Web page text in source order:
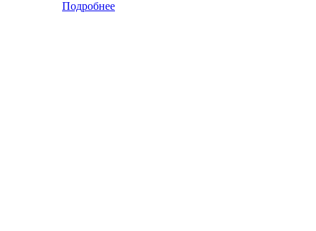
Подробнее